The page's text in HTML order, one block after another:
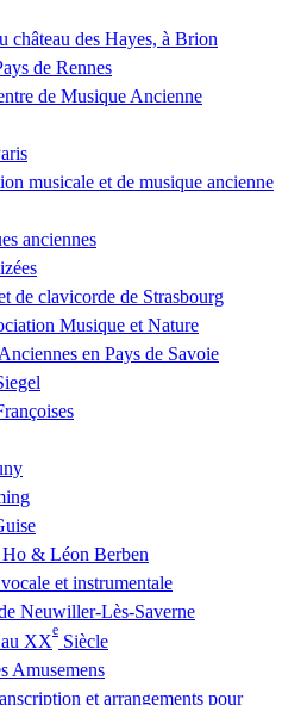
château des Hayes, à Brion
de Rennes
de Musique Ancienne
musicale et de musique ancienne
anciennes
de clavicorde de Strasbourg
Musique et Nature
en Pays de Savoie
Ho & Léon Berben
et instrumentale
Neuwiller-Lès-Saverne
XX
e
Siècle
Amusemens
et arrangements pour